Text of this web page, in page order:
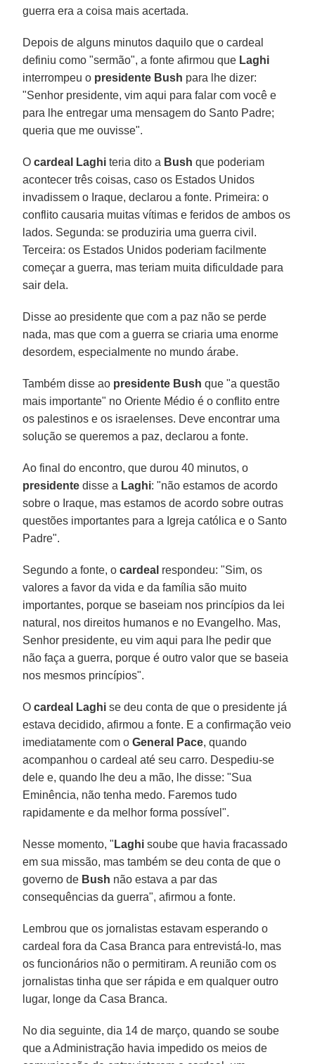
guerra era a coisa mais acertada.
Depois de alguns minutos daquilo que o cardeal
definiu como "sermão", a fonte afirmou que Laghi
interrompeu o presidente Bush para lhe dizer:
"Senhor presidente, vim aqui para falar com você e
para lhe entregar uma mensagem do Santo Padre;
queria que me ouvisse".
Ocardeal Laghi teria dito a Bush que poderiam
acontecer três coisas, caso os Estados Unidos
invadissem o Iraque, declarou a fonte. Primeira: o
conflito causaria muitas vítimas e feridos de ambos os
lados. Segunda: se produziria uma guerra civil.
Terceira: os Estados Unidos poderiam facilmente
começar a guerra, mas teriam muita dificuldade para
sair dela.
Disse ao presidente que com a paz não se perde
nada, mas que com a guerra se criaria uma enorme
desordem, especialmente no mundo árabe.
Também disse ao presidente Bush que "a questão
mais importante" no Oriente Médio é o conflito entre
os palestinos e os israelenses. Deve encontrar uma
solução se queremos a paz, declarou a fonte.
Ao final do encontro, que durou 40 minutos, o
presidente disse a Laghi: "não estamos de acordo
sobre o Iraque, mas estamos de acordo sobre outras
questões importantes para a Igreja católica e o Santo
Padre".
Segundo a fonte, ocardeal respondeu: "Sim, os
valores a favor da vida e da família são muito
importantes, porque se baseiam nos princípios da lei
natural, nos direitos humanos e no Evangelho. Mas,
Senhor presidente, eu vim aqui para lhe pedir que
não faça a guerra, porque é outro valor que se baseia
nos mesmos princípios".
Ocardeal Laghi se deu conta de que o presidente já
estava decidido, afirmou a fonte. E a confirmação veio
imediatamente com oGeneral Pace, quando
acompanhou o cardeal até seu carro. Despediu-se
dele e, quando lhe deu a mão, lhe disse: "Sua
Eminência, não tenha medo. Faremos tudo
rapidamente e da melhor forma possível".
Nesse momento, " Laghi soube que havia fracassado
em sua missão, mas também se deu conta de que o
governo de Bush não estava a par das
consequências da guerra", afirmou a fonte.
Lembrou que os jornalistas estavam esperando o
cardeal fora da Casa Branca para entrevistá-lo, mas
os funcionários não o permitiram. A reunião com os
jornalistas tinha que ser rápida e em qualquer outro
lugar, longe da Casa Branca.
No dia seguinte, dia 14 de março, quando se soube
que a Administração havia impedido os meios de